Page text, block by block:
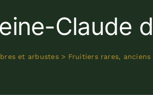
Claude
et arbustes> Fruitiers rares, anciens